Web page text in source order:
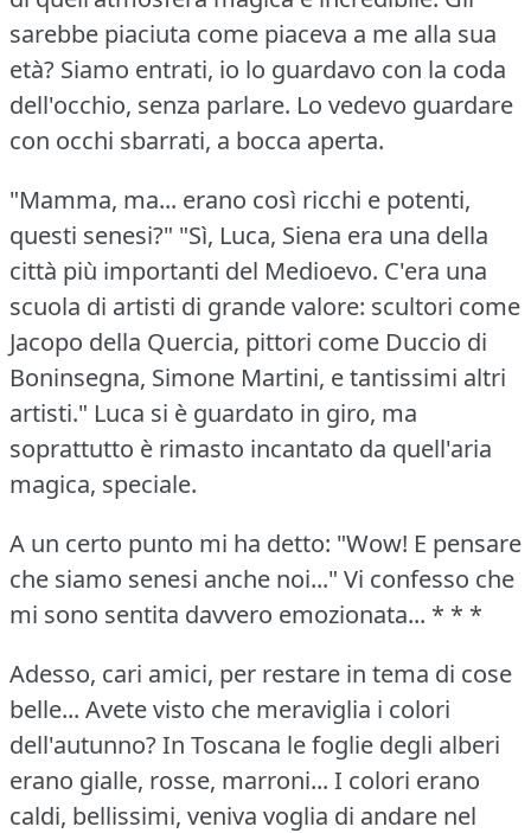
sarebbe piaciuta come piaceva a me alla sua
età? Siamo entrati, io lo guardavo con la coda
dell'occhio, senza parlare. Lo vedevo guardare
con occhi sbarrati, a bocca aperta.
"Mamma, ma... erano così ricchi e potenti,
questi senesi?" "Sì, Luca, Siena era una della
città più importanti del Medioevo. C'era una
scuola di artisti di grande valore: scultori come
Jacopo della Quercia, pittori come Duccio di
Boninsegna, Simone Martini, e tantissimi altri
artisti." Luca si è guardato in giro, ma
soprattutto è rimasto incantato da quell'aria
magica, speciale.
A un certo punto mi ha detto: "Wow! E pensare
che siamo senesi anche noi..." Vi confesso che
mi sono sentita davvero emozionata... * * *
Adesso, cari amici, per restare in tema di cose
belle... Avete visto che meraviglia i colori
dell'autunno?In Toscana le foglie degli alberi
erano gialle, rosse, marroni... I colori erano
caldi, bellissimi, veniva voglia di andare nel